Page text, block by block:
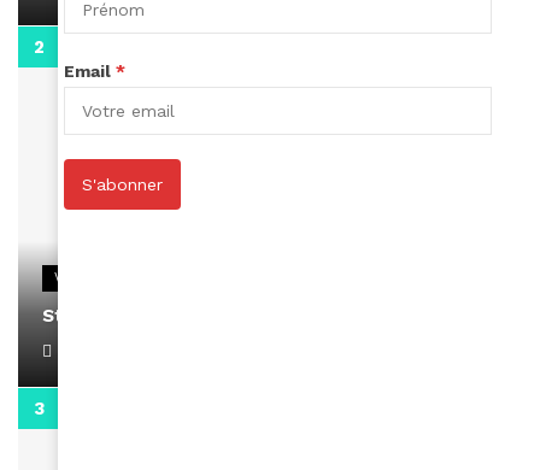
VIDEOS
Stacy passe un message
Email *
S'abonner